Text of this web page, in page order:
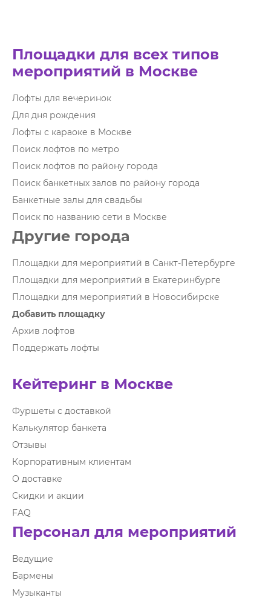
Площадки для всех типов
мероприятий в Москве
Лофты для вечеринок
Для дня рождения
Лофты с караоке в Москве
Поиск лофтов по метро
Поиск лофтов по району города
Поиск банкетных залов по району города
Банкетные залы для свадьбы
Поиск по названию сети в Москве
Другие города
Площадки для мероприятий в Санкт-Петербурге
Площадки для мероприятий в Екатеринбурге
Площадки для мероприятий в Новосибирске
Добавить площадку
Архив лофтов
Поддержать лофты
Кейтеринг в Москве
Фуршеты с доставкой
Калькулятор банкета
Отзывы
Корпоративным клиентам
О доставке
Скидки и акции
FAQ
Персонал для мероприятий
Ведущие
Бармены
Музыканты